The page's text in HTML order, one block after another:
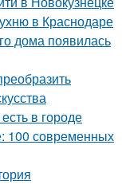
в Краснодаре
дома появилась
в городе
100 современных